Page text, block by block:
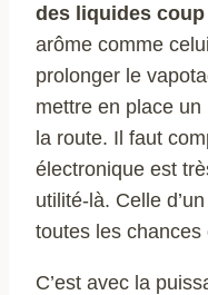
des liquides
arôme comme
prolonger le
mettre en place
la route. Il faut
électronique est
utilité-là. Celle
toutes les chances
C’est avec la